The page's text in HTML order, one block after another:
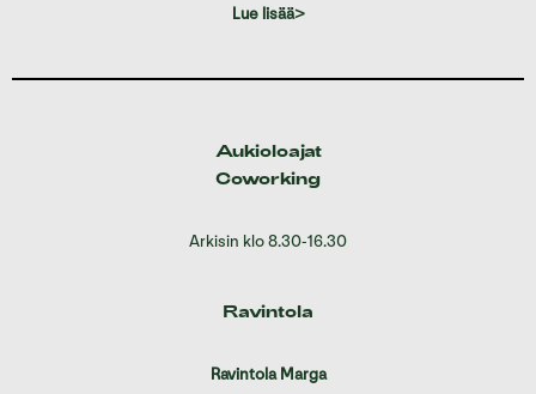
Lue lisää>
Aukioloajat
Coworking
Arkisin klo 8.30-16.30
Ravintola
Ravintola Marga